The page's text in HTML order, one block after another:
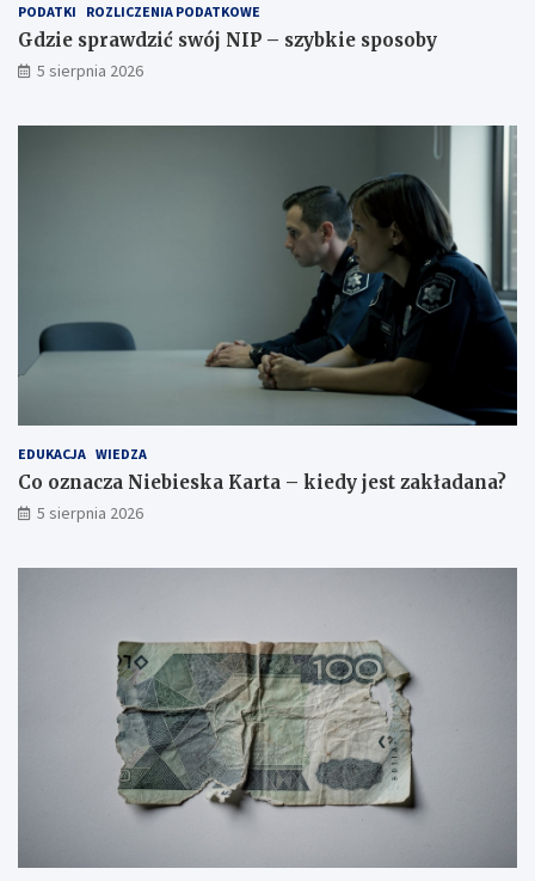
PODATKI ROZLICZENIA PODATKOWE
Gdzie sprawdzić swój NIP – szybkie sposoby
5 sierpnia 2026
EDUKACJA WIEDZA
Co oznacza Niebieska Karta – kiedy jest zakładana?
5 sierpnia 2026